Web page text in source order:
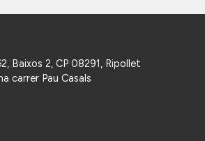
Baixos 2, CP 08291, Ripollet
carrer Pau Casals